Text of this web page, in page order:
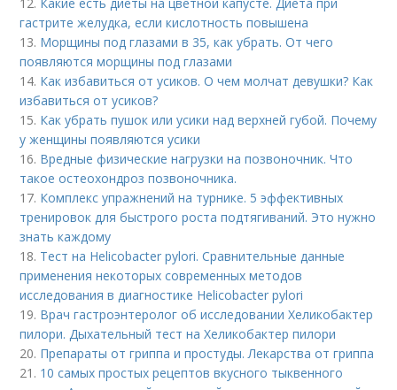
гастрите желудка, если кислотность повышена
13. Морщины под глазами в 35, как убрать. От чего
появляются морщины под глазами
14. Как избавиться от усиков. О чем молчат девушки? Как
избавиться от усиков?
15. Как убрать пушок или усики над верхней губой. Почему
у женщины появляются усики
16. Вредные физические нагрузки на позвоночник. Что
такое остеохондроз позвоночника.
17. Комплекс упражнений на турнике. 5 эффективных
тренировок для быстрого роста подтягиваний. Это нужно
знать каждому
18. Тест на Helicobacter pylori. Сравнительные данные
применения некоторых современных методов
исследования в диагностике Helicobacter pylori
19. Врач гастроэнтеролог об исследовании Хеликобактер
пилори. Дыхательный тест на Хеликобактер пилори
20. Препараты от гриппа и простуды. Лекарства от гриппа
21. 10 самых простых рецептов вкусного тыквенного